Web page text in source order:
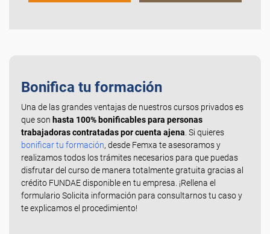
Bonifica tu formación
Una de las grandes ventajas de nuestros cursos privados es
que son hasta 100% bonificables para personas
trabajadoras contratadas por cuenta ajena . Si quieres
bonificar tu formación, desde Femxa te asesoramos y
realizamos todos los trámites necesarios para que puedas
disfrutar del curso de manera totalmente gratuita gracias al
crédito FUNDAE disponible en tu empresa. ¡Rellena el
formulario Solicita información para consultarnos tu caso y
te explicamos el procedimiento!